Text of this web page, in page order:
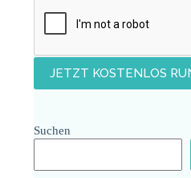
Suchen